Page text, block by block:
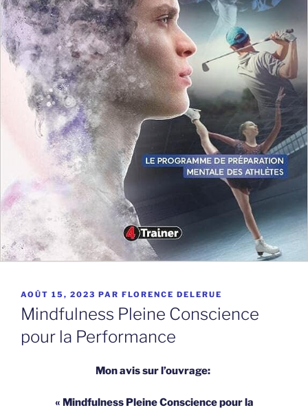
PUBLIÉ
LE
AOÛT 15, 2023 PAR FLORENCE DELERUE
Mindfulness Pleine Conscience
pour la Performance
Mon avis sur l’ouvrage:
« Mindfulness Pleine Conscience pour la